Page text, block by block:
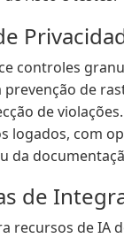
controles
prevenção de
de
logados, com
da
de
recursos de IA